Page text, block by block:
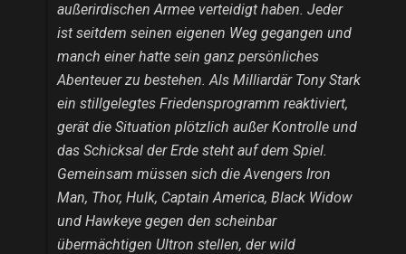
außerirdischen Armee verteidigt haben. Jeder
ist seitdem seinen eigenen Weg gegangen und
manch einer hatte sein ganz persönliches
Abenteuer zu bestehen. Als Milliardär Tony Stark
ein stillgelegtes Friedensprogramm reaktiviert,
gerät die Situation plötzlich außer Kontrolle und
das Schicksal der Erde steht auf dem Spiel.
Gemeinsam müssen sich die Avengers Iron
Man, Thor, Hulk, Captain America, Black Widow
und Hawkeye gegen den scheinbar
übermächtigen Ultron stellen, der wild